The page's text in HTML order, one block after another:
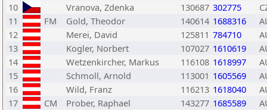
10
Vranova, Zdenka 130687 302775
11
FM Gold, Theodor 140614 1688316
12
Merei, David 125811 784710
13
Kogler, Norbert 107027 1610619
14
Wetzenkircher, Markus 116108 1618997
15
Schmoll, Arnold 113001 1605569
16
Wild, Franz 116213 1618040
17
CM Prober, Raphael 143277 1685589